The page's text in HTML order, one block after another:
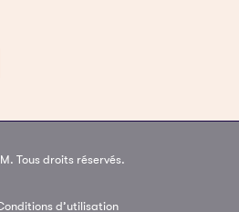
Tous droits réservés.
d’utilisation